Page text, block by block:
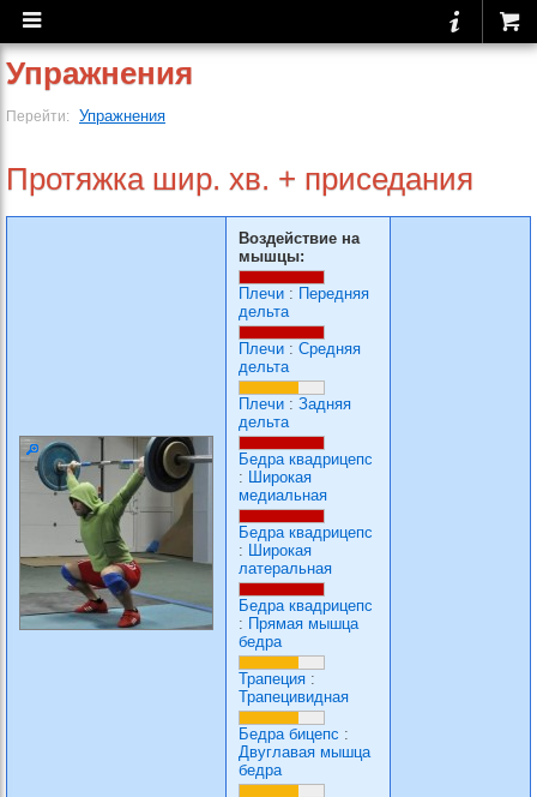
Упражнения
Перейти: Упражнения
Протяжка шир. хв. + приседания
Воздействие на
мышцы:
Плечи : Передняя
дельта
Плечи : Средняя
дельта
Плечи : Задняя
дельта
Бедра квадрицепс
: Широкая
медиальная
Бедра квадрицепс
: Широкая
латеральная
Бедра квадрицепс
: Прямая мышца
бедра
Трапеция :
Трапецивидная
Бедра бицепс :
Двуглавая мышца
бедра